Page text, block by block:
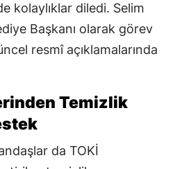
kolaylıklar diledi. Selim
Başkanı olarak görev
resmî açıklamalarında
Temizlik
da TOKİ